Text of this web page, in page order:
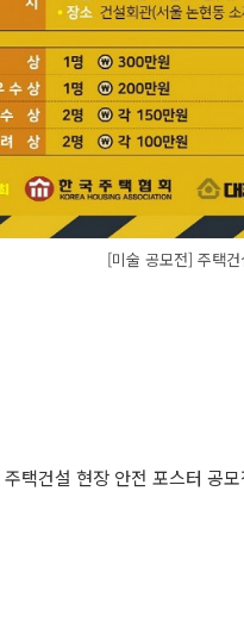
[미술 공모전] 주택
택건설 현장 안전 포스터 공모